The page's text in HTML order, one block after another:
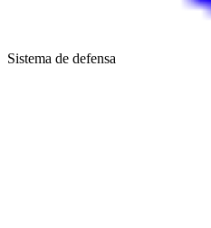
Sistema de defensa